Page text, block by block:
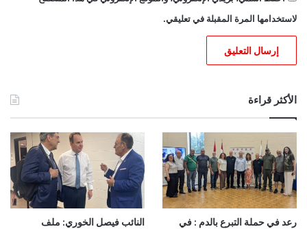
لاستخدامها المرة المقبلة في تعليقي.
الأكثر قراءة
رعد في حملة التبرع بالدم : في
النائب فيصل الخوري: ملف